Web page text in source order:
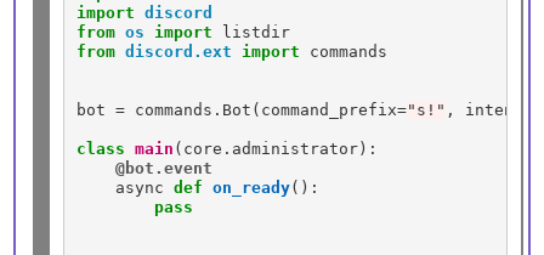
import discord
from os import
listdir
from discord.ext import commands
bot = commands . Bot(command_prefix="s!" , intents
class main (core . administrator):
@bot.event
    async
def on_ready():
pass